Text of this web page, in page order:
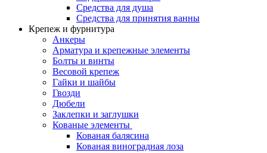
Средства для душа
Средства для принятия ванны
Крепеж и фурнитура
Анкеры
Арматура и крепежные элементы
Болты и винты
Весовой крепеж
Гайки и шайбы
Гвозди
Дюбели
Заклепки и заглушки
Кованые элементы
Кованая балясина
Кованая виноградная лоза